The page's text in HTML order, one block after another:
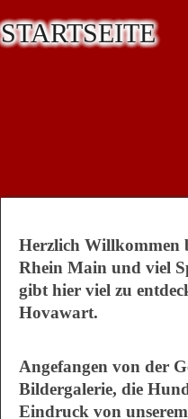
STARTSEITE
Herzlich Willkommen
Rhein Main und viel
gibt hier viel zu
Hovawart.
Angefangen von der
Bildergalerie, die
Eindruck von